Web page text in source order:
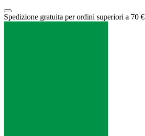
Spedizione gratuita per ordini superiori a 70 €